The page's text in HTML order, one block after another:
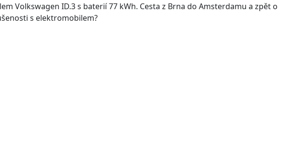
Volkswagen ID.3 s baterií 77 kWh. Cesta z Brna do Amsterdamu a zpět o
s elektromobilem?